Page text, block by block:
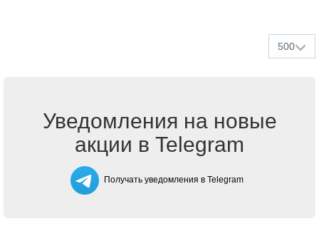
500
Уведомления на новые
акции в Telegram
Получать уведомления в Telegram